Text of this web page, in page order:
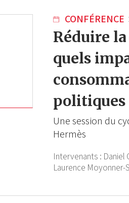
CONFÉRENCE
Réduire
quels
politiques
Une session du
Hermès
Intervenants : Daniel
Laurence Moyonner-